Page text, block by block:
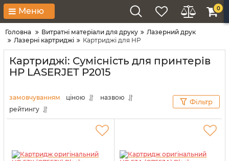
Меню 0
Головна Витратні матеріали для друку
Лазерний друк
Лазерні картриджі
Картриджі для HP
Картриджі: Сумісність для принтерів
HP LASERJET P2015
замовчуванням ціною
назвою
рейтингу
Фільтр